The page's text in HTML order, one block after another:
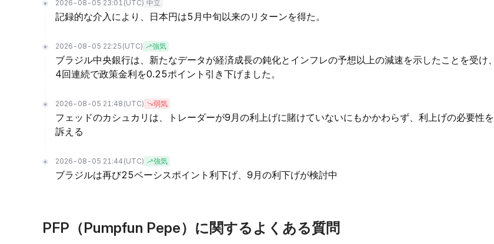
2026-08-05 23:01 (UTC) 中立
記録的な介入により、日本円は5月中旬以来のリターンを得た。
2026-08-05 22:25 (UTC) 強気
ブラジル中央銀行は、新たなデータが経済成長の鈍化とインフレの予想以上の減速を示したことを受け、
4回連続で政策金利を0.25ポイント引き下げました。
2026-08-05 21:48 (UTC) 弱気
フェッドのカシュカリは、トレーダーが9月の利上げに賭けていないにもかかわらず、利上げの必要性を
訴える
2026-08-05 21:44 (UTC) 強気
ブラジルは再び25ベーシスポイント利下げ、9月の利下げが検討中
PFP（Pumpfun Pepe）に関するよくある質問